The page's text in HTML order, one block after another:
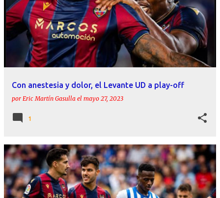
Con anestesia y dolor, el Levante UD a play-off
por Eric Martín Gasulla el mayo 27, 2023
1